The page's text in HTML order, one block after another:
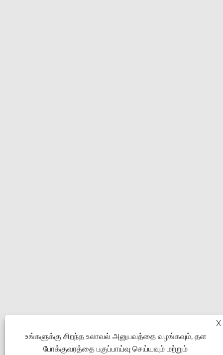
X
உங்களுக்கு சிறந்த உலாவல் அனுபவத்தை வழங்கவும், தள
போக்குவரத்தை பகுப்பாய்வு செய்யவும் மற்றும்